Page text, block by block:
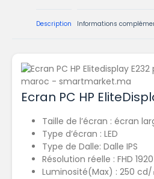
Description Informations
Ecran PC HP
Taille de l’écran : écran
Type d’écran : LED
Type de Dalle: Dalle IPS
Résolution réelle : FHD
Luminosité(Max) : 250 cd/